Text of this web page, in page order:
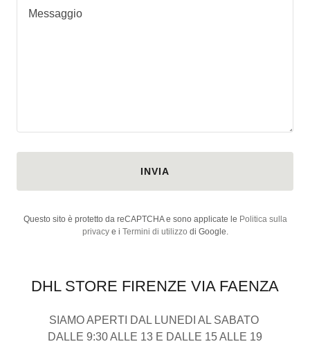
INVIA
Questo sito è protetto da reCAPTCHA e sono applicate le Politica sulla
privacye i Termini di utilizzo di Google.
DHL STORE FIRENZE VIA FAENZA
SIAMO APERTI DAL LUNEDI AL SABATO
DALLE 9:30 ALLE 13 E DALLE 15 ALLE 19